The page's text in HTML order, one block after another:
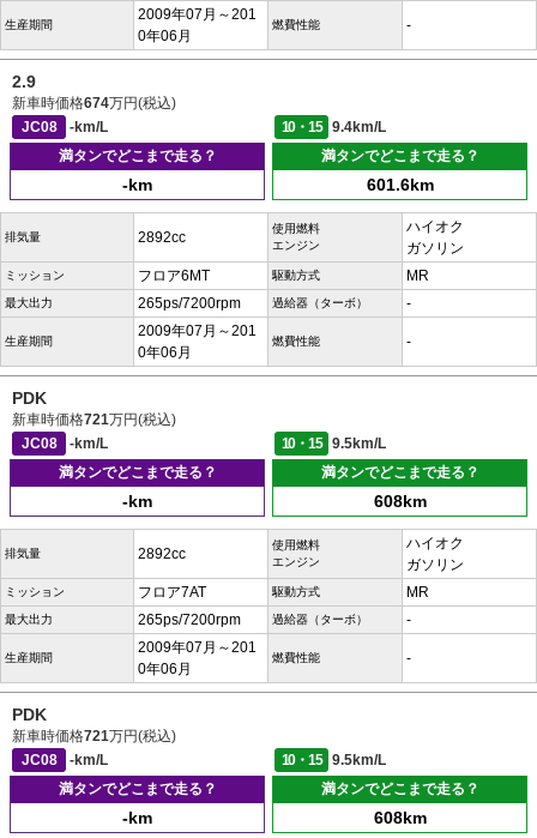
生産期間
2009年07月～201
0年06月
燃費性能 -
2.9
新車時価格674万円(税込)
JC08
-km/L 10・15
9.4km/L
満タンでどこまで走る？
-km
満タンでどこまで走る？
601.6km
排気量 2892cc
使用燃料
エンジン
ハイオク
ガソリン
ミッション フロア6MT 駆動方式 MR
最大出力 265ps/7200rpm 過給器（ターボ） -
生産期間
2009年07月～201
0年06月
燃費性能 -
PDK
新車時価格721万円(税込)
JC08
-km/L 10・15
9.5km/L
満タンでどこまで走る？
-km
満タンでどこまで走る？
608km
排気量 2892cc
使用燃料
エンジン
ハイオク
ガソリン
ミッション フロア7AT 駆動方式 MR
最大出力 265ps/7200rpm 過給器（ターボ） -
生産期間
2009年07月～201
0年06月
燃費性能 -
PDK
新車時価格721万円(税込)
JC08
-km/L 10・15
9.5km/L
満タンでどこまで走る？
-km
満タンでどこまで走る？
608km